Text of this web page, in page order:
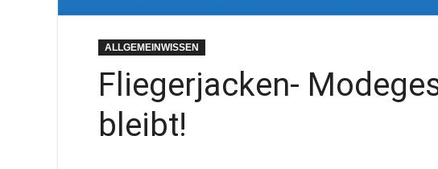
ALLGEMEINWISSEN
Fliegerjacken-
bleibt!